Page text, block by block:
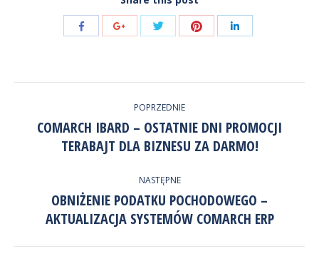
Udostępnij UdostępnijUdostępnijUdostępnij
WPISÓW
POPRZEDNIE
Poprzedni
wpis:
COMARCH IBARD – OSTATNIE DNI PROMOCJI
TERABAJT DLA BIZNESU ZA DARMO!
NASTĘPNE
Następny
wpis:
OBNIŻENIE PODATKU POCHODOWEGO –
AKTUALIZACJA SYSTEMÓW COMARCH ERP